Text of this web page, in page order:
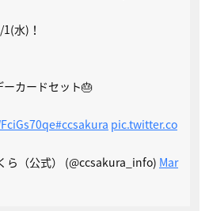
水)！
カードセット🎂
#ccsakura pic.twitter.co
ら（公式） (@ccsakura_info) Mar